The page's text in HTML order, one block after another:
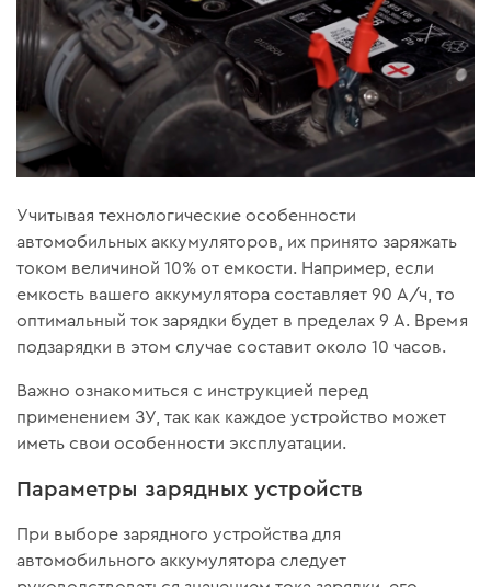
Учитывая технологические особенности
автомобильных аккумуляторов, их принято заряжать
током величиной 10% от емкости. Например, если
емкость вашего аккумулятора составляет 90 А/ч, то
оптимальный ток зарядки будет в пределах 9 А. Время
подзарядки в этом случае составит около 10 часов.
Важно ознакомиться с инструкцией перед
применением ЗУ, так как каждое устройство может
иметь свои особенности эксплуатации.
Параметры зарядных устройств
При выборе зарядного устройства для
автомобильного аккумулятора следует